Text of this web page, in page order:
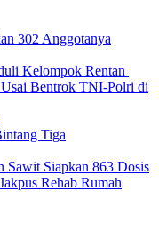
302 Anggotanya
Kelompok Rentan
Bentrok TNI-Polri di
Tiga
Sawit Siapkan 863 Dosis
Rehab Rumah